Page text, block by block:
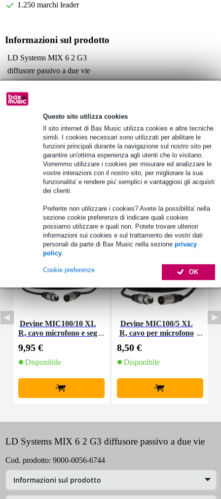
Questo sito utilizza cookies
Il sito internet di Bax Music utilizza cookies e altre tecniche
simili. I cookies necessari sono utilizzati per abilitare le
funzioni principali durante la navigazione sul nostro sito per
garantire un'ottima esperienza agli utenti che lo visitano.
Vorremmo utilizzare i cookies per misurare ed analizzare le
vostre interazioni con il nostro sito, per migliorare la sua
funzionalita' e rendere piu' semplici e vantaggiosi gli acquisti
dei clienti.
Preferite non utilizzare i cookies? Avete la possibilita' nella
sezione cookie preferenze di indicare quali cookies
possiamo utilizzare e quali non. Potete trovare ulteriori
informazioni sui cookies e sul trattamento dei vostri dati
personali da parte di Bax Music nella sezione privacy
policy.
OK
Cookie preferenze
1.250 marchi leader
Informazioni sul prodotto
LD Systems MIX 6 2 G3
diffusore passivo a due vie
caratteristiche del diffusore:
woofer: 6,5 pollici
tweeter: 1 pollice
dispersione: 80 x 70
Specifiche complete
Vedi anche (4)
Accessori (72)
Devine MIC100/10 XL
R, cavo microfono e seg
9,95 €
Disponibile
+
Devine MIC100/5 XL
R, cavo per microfono
8,50 €
Disponibile
+
LD Systems MIX 6 2 G3 diffusore passivo a due vie
Cod. prodotto: 9000-0056-6744
Informazioni sul prodotto